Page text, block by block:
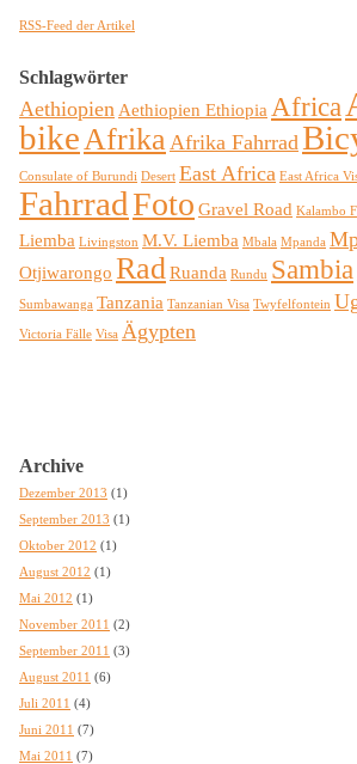
RSS-Feed der Artikel
Schlagwörter
Aethiopien Aethiopien Ethiopia Africa
bikeAfrika Afrika Fahrrad
Consulate of Burundi Desert East Africa East Africa
FahrradFoto Gravel Road Kalambo
Liemba Livingston M.V. Liemba Mbala Mpanda
Otjiwarongo RadRuanda Rundu Sambia
Sumbawanga Tanzania Tanzanian Visa Twyfelfontein
Victoria Fälle Visa Ägypten
Archive
Dezember 2013 (1)
September 2013 (1)
Oktober 2012 (1)
August 2012 (1)
Mai 2012 (1)
November 2011 (2)
September 2011 (3)
August 2011 (6)
Juli 2011 (4)
Juni 2011 (7)
Mai 2011 (7)